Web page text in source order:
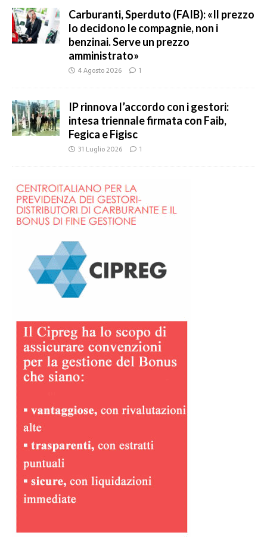
Carburanti, Sperduto (FAIB): «Il prezzo
lo decidono le compagnie, non i
benzinai. Serve un prezzo
amministrato»
4 Agosto 2026 1
IP rinnova l’accordo con i gestori:
intesa triennale firmata con Faib,
Fegica e Figisc
31 Luglio 2026 1